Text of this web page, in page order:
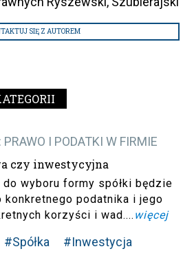
SIĘ Z AUTOREM
PRAWO I PODATKI W FIRMIE
czy inwestycyjna
do wyboru formy spółki będzie
konkretnego podatnika i jego
korzyści i wad.... więcej
#Spółka
#Inwestycja